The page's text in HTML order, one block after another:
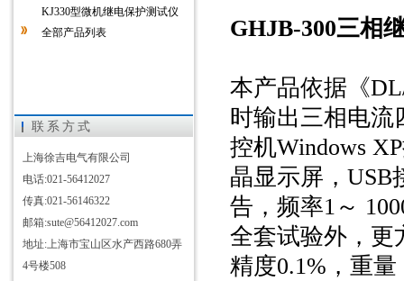
KJ330型微机继电保护测试仪
全部产品列表
联系方式
上海徐吉电气有限公司
电话:021-56412027
传真:021-56146322
邮箱:sute@56412027.com
地址:上海市宝山区水产西路680弄
4号楼508
GHJB-300三相
本产品依据《
时输出三相电流
控机Windows
晶显示屏，
告，频率1～
全套试验外，更
精度0.1%，重